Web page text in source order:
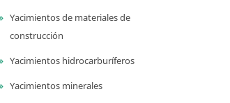
Yacimientos de materiales de
construcción
Yacimientos hidrocarburíferos
Yacimientos minerales